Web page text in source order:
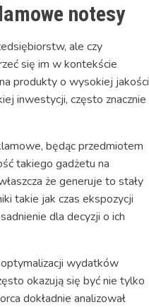
notesy
ale czy
się im w kontekście
produkty o wysokiej jakości
inwestycji, często znacznie
będąc przedmiotem
takiego gadżetu na
że generuje to stały
takie jak czas ekspozycji
dla decyzji o ich
wydatków
okazują się być nie tylko
dokładnie analizował